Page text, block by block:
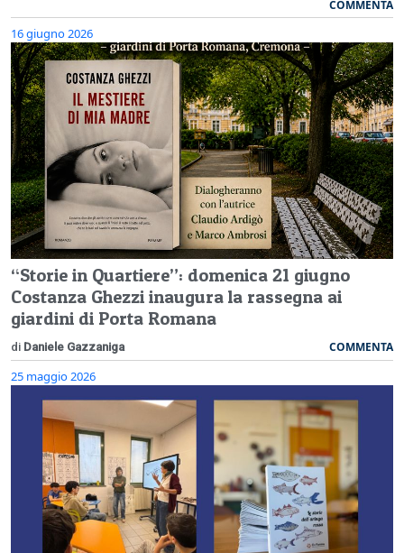
COMMENTA
16 giugno 2026
“Storie in Quartiere”: domenica 21 giugno
Costanza Ghezzi inaugura la rassegna ai
giardini di Porta Romana
di Daniele Gazzaniga COMMENTA
25 maggio 2026